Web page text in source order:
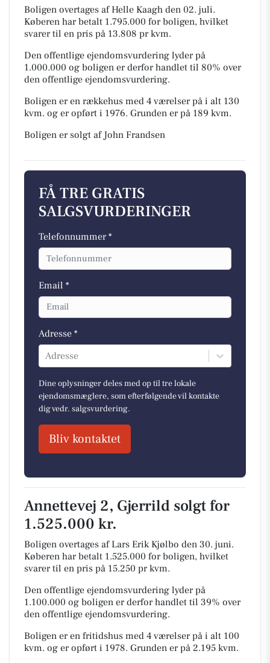
Boligen overtages af Helle Kaagh den 02. juli.
Køberen har betalt 1.795.000 for boligen, hvilket
svarer til en pris på 13.808 pr kvm.
Den offentlige ejendomsvurdering lyder på
1.000.000 og boligen er derfor handlet til 80% over
den offentlige ejendomsvurdering.
Boligen er en rækkehus med 4 værelser på i alt 130
kvm. og er opført i 1976. Grunden er på 189 kvm.
Boligen er solgt af John Frandsen
FÅ TRE GRATIS
SALGSVURDERINGER
Telefonnummer *
Email *
Adresse *
Adresse
Dine oplysninger deles med op til tre lokale
ejendomsmæglere, som efterfølgende vil kontakte
dig vedr. salgsvurdering.
Bliv kontaktet
Annettevej 2, Gjerrild solgt for
1.525.000 kr.
Boligen overtages af Lars Erik Kjølbo den 30. juni.
Køberen har betalt 1.525.000 for boligen, hvilket
svarer til en pris på 15.250 pr kvm.
Den offentlige ejendomsvurdering lyder på
1.100.000 og boligen er derfor handlet til 39% over
den offentlige ejendomsvurdering.
Boligen er en fritidshus med 4 værelser på i alt 100
kvm. og er opført i 1978. Grunden er på 2.195 kvm.